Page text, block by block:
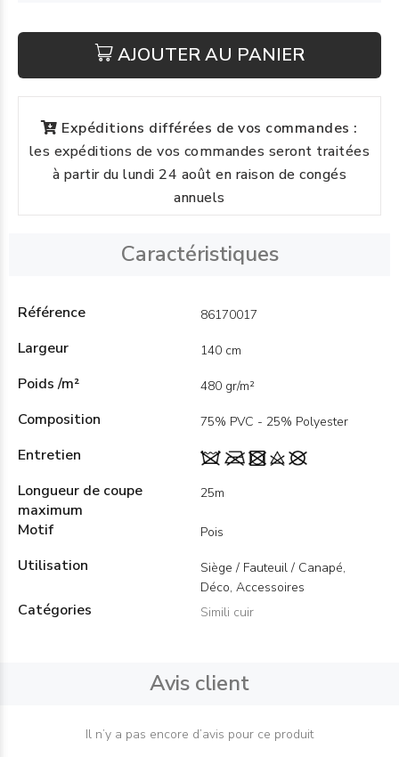
AJOUTER AU PANIER
Expéditions différées de vos commandes :
les expéditions de vos commandes seront traitées
à partir du lundi 24 août en raison de congés
annuels
Caractéristiques
Référence 86170017
Largeur 140 cm
Poids /m² 480 gr/m²
Composition 75% PVC - 25% Polyester
Entretien
Longueur de coupe
maximum
25m
Motif Pois
Utilisation
Siège / Fauteuil / Canapé,
Déco, Accessoires
Catégories Simili cuir
Avis client
Il n’y a pas encore d’avis pour ce produit